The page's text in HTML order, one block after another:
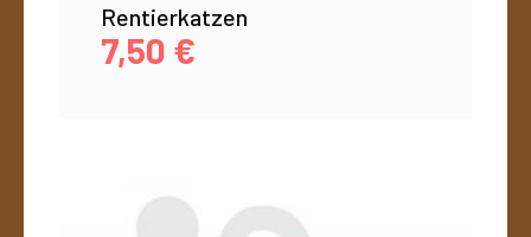
Rentierkatzen
7,50 €